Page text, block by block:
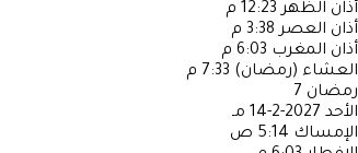
أذان الظهر 12:23 م
أذان العصر 3:38 م
أذان المغرب 6:03 م
العشاء (رمضان) 7:33 م
رمضان 7
الأحد 2027-2-14 مـ
الإمساك 5:14 ص